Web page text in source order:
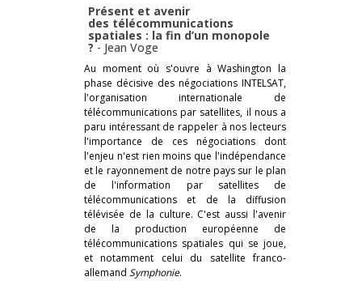
Présent et avenir
des télécommunications
spatiales : la fin d’un monopole
? - Jean Voge
Au moment où s'ouvre à Washington la
phase décisive des négociations INTELSAT,
l'organisation internationale de
télécommunications par satellites, il nous a
paru intéressant de rappeler à nos lecteurs
l'importance de ces négociations dont
l'enjeu n'est rien moins que l'indépendance
et le rayonnement de notre pays sur le plan
de l'information par satellites de
télécommunications et de la diffusion
télévisée de la culture. C'est aussi l'avenir
de la production européenne de
télécommunications spatiales qui se joue,
et notamment celui du satellite franco-
allemand Symphonie.